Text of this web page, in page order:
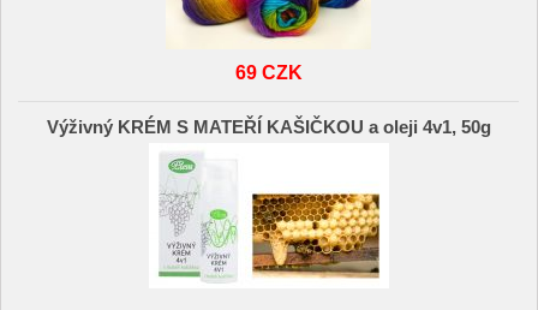
69 CZK
Výživný KRÉM S MATEŘÍ KAŠIČKOU a oleji 4v1, 50g